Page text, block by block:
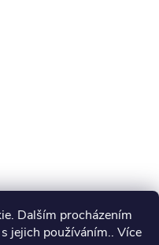
Dalším procházením
jejich používáním.. Více